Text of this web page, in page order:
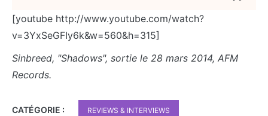
[youtube http://www.youtube.com/watch?
v=3YxSeGFIy6k&w=560&h=315]
Sinbreed, "Shadows", sortie le 28 mars 2014, AFM
Records.
CATÉGORIE : REVIEWS & INTERVIEWS